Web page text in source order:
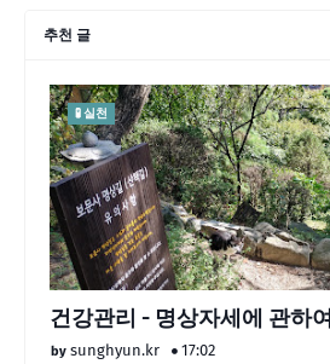
추천 글
🧪 실천
건강관리 - 명상자세에 관하여
sunghyun.kr 17:02